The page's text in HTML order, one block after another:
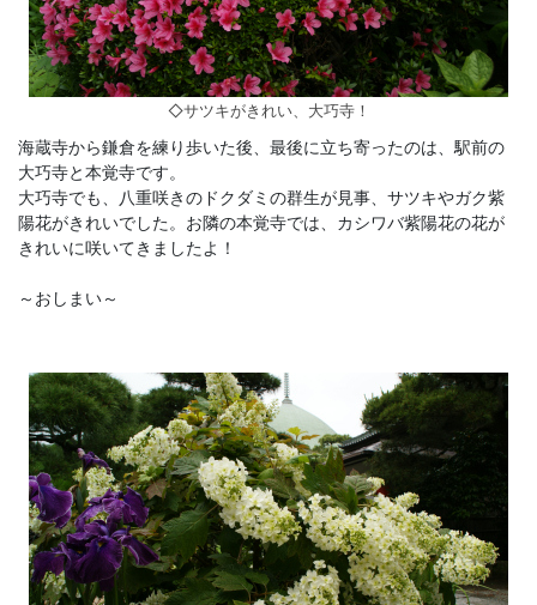
◇サツキがきれい、大巧寺！
海蔵寺から鎌倉を練り歩いた後、最後に立ち寄ったのは、駅前の
大巧寺と本覚寺です。
大巧寺でも、八重咲きのドクダミの群生が見事、サツキやガク紫
陽花がきれいでした。お隣の本覚寺では、カシワバ紫陽花の花が
きれいに咲いてきましたよ！
～おしまい～